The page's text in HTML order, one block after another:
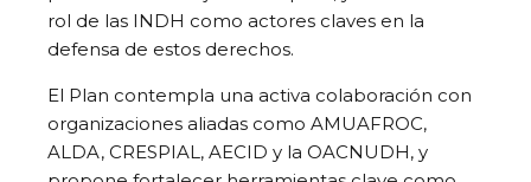
rol de las INDH como actores claves en la
defensa de estos derechos.
El Plan contempla una activa colaboración con
organizaciones aliadas como AMUAFROC,
ALDA, CRESPIAL, AECID y la OACNUDH, y